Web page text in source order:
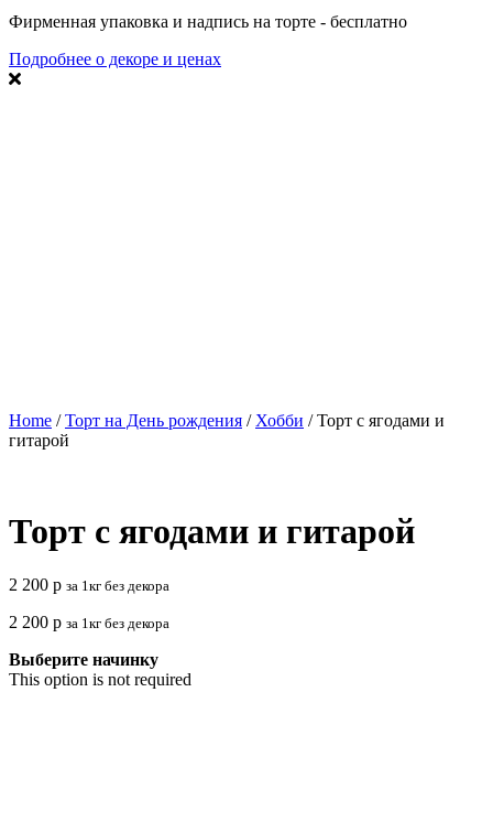
Фирменная упаковка и надпись на торте - бесплатно
Подробнее о декоре и ценах
Home /Торт на День рождения / Хобби / Торт с ягодами и
гитарой
Торт с ягодами и гитарой
2 200 р за 1кг без декора
2 200 р за 1кг без декора
Выберите начинку
This option is not required